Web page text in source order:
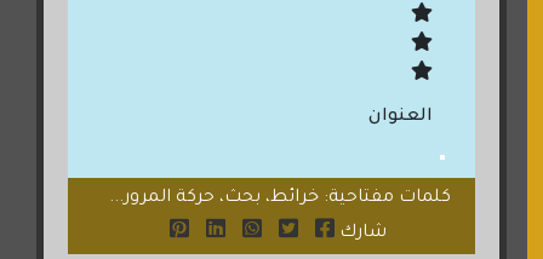
العنوان
كلمات مفتاحية: خرائط، بحث، حركة المرور...
شارك